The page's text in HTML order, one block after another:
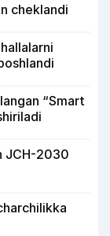
cheklandi
“Smart
JCH-2030